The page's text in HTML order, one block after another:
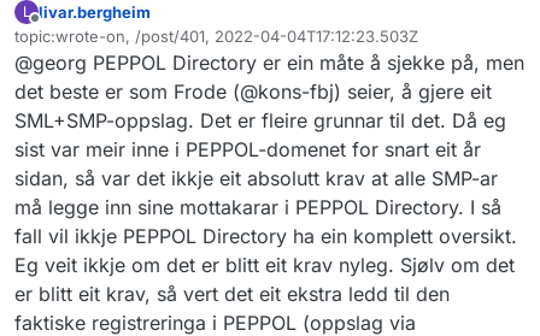
en_US/menuitem-docs-rest-api(søke på
orgnr og sjekke dokumenttyper)er en grei
måte å sjekke om et norsk selskap kan
motta EHF?
Har gjort noen tester og opplever å få
HTTP-statuskode 429 Too Many Requests,
har du noe informasjon om rate-limiting eller
eventuelt hvem som kan kontaktes for å få
L
Frakoblet
livar.bergheim
topic:wrote-on, /post/401, 2022-04-04T17:12:23.503Z
Sist endret av
@georg PEPPOL Directory er ein måte å sjekke på, men
det beste er som Frode (@kons-fbj) seier, å gjere eit
SML+SMP-oppslag. Det er fleire grunnar til det. Då eg
sist var meir inne i PEPPOL-domenet for snart eit år
sidan, så var det ikkje eit absolutt krav at alle SMP-ar
må legge inn sine mottakarar i PEPPOL Directory. I så
fall vil ikkje PEPPOL Directory ha ein komplett oversikt.
Eg veit ikkje om det er blitt eit krav nyleg. Sjølv om det
er blitt eit krav, så vert det eit ekstra ledd til den
faktiske registreringa i PEPPOL (oppslag via